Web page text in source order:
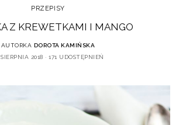
PRZEPISY
Z KREWETKAMI I MANGO
AUTORKA DOROTA KAMIŃSKA
2018
171 UDOSTĘPNIEŃ